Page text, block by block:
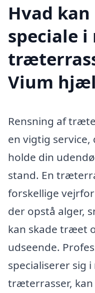
Hvad
speciale
Vium
Rensning af
en vigtig
holde din
stand. En
forskellige
der opstå alger,
kan skade træet
udseende.
specialiserer sig
træterrasser,